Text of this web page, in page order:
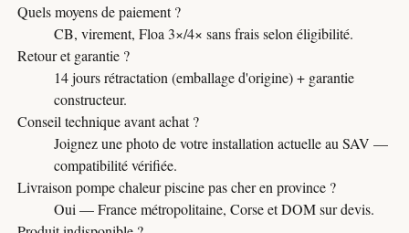
Quels moyens de paiement ?
CB, virement, Floa 3×/4× sans frais selon éligibilité.
Retour et garantie ?
14 jours rétractation (emballage d'origine) + garantie
constructeur.
Conseil technique avant achat ?
Joignez une photo de votre installation actuelle au SAV —
compatibilité vérifiée.
Livraison pompe chaleur piscine pas cher en province ?
Oui — France métropolitaine, Corse et DOM sur devis.